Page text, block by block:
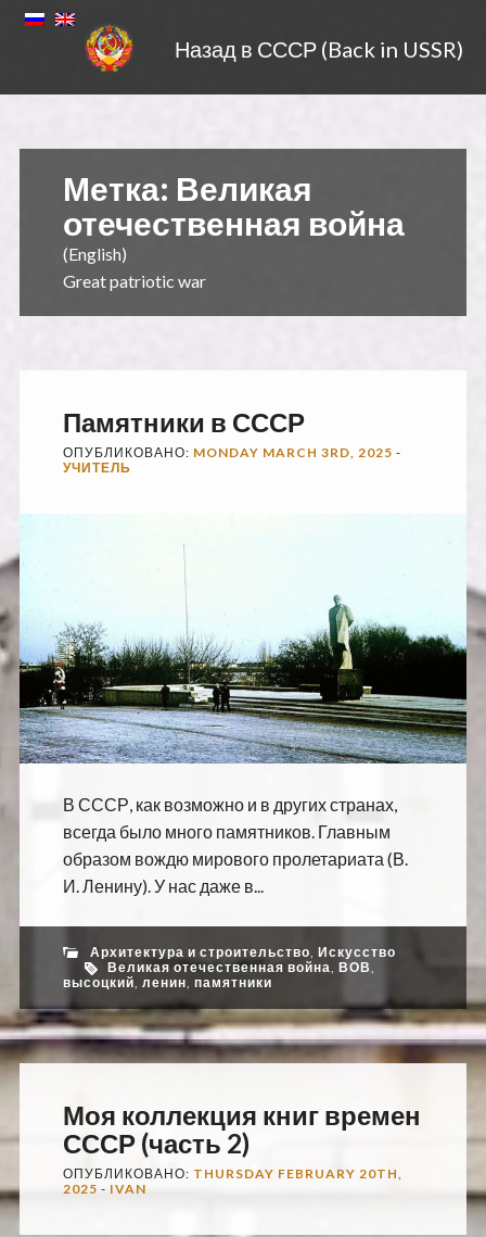
Назад в СССР (Back in USSR)
Метка: Великая
отечественная война
(English)
Great patriotic war
Памятники в СССР
ОПУБЛИКОВАНО: MONDAY MARCH 3RD, 2025 -
УЧИТЕЛЬ
В СССР, как возможно и в других странах,
всегда было много памятников. Главным
образом вождю мирового пролетариата (В.
И. Ленину). У нас даже в...
Архитектура и строительство, Искусство
Великая отечественная война, ВОВ,
высоцкий, ленин, памятники
Моя коллекция книг времен
СССР (часть 2)
ОПУБЛИКОВАНО: THURSDAY FEBRUARY 20TH,
2025 - IVAN